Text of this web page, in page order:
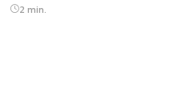
2 min.